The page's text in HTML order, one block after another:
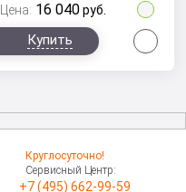
Цена: 16 040 руб.
Купить
Круглосуточно!
Сервисный Центр:
+7 (495) 662-99-59